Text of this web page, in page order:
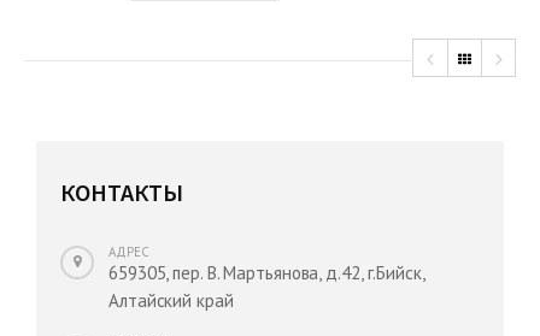
КОНТАКТЫ
АДРЕС
659305, пер. В. Мартьянова, д.42, г.Бийск,
Алтайский край